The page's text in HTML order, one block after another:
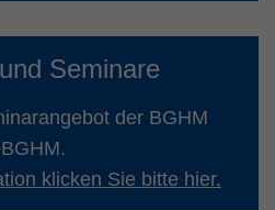
Seminare
der BGHM
klicken Sie bitte hier.